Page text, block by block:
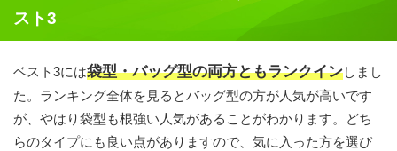
スト3
ベスト3には袋型・バッグ型の両方ともランクインしまし
た。ランキング全体を見るとバッグ型の方が人気が高いです
が、やはり袋型も根強い人気があることがわかります。どち
らのタイプにも良い点がありますので、気に入った方を選び